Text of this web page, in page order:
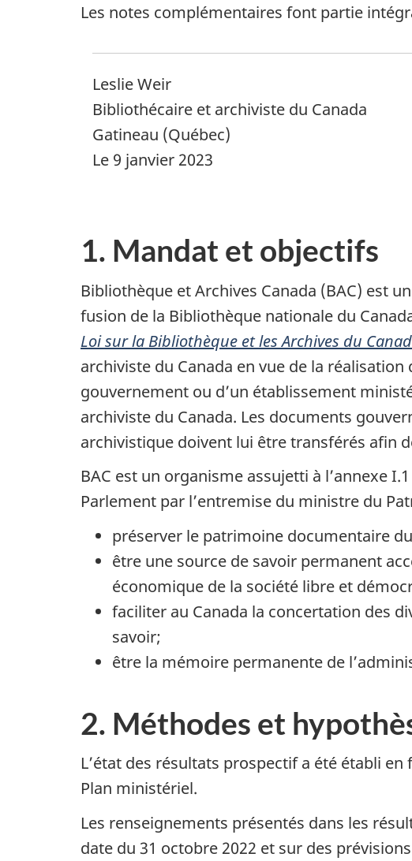
Les notes complémentaires font partie
Leslie Weir
Bibliothécaire et archiviste du Canada
Gatineau (Québec)
Le 9 janvier 2023
1. Mandat et objectifs
Bibliothèque et Archives Canada (BAC) est
fusion de la Bibliothèque nationale du
Loi sur la Bibliothèque et les Archives du
archiviste du Canada en vue de la
gouvernement ou d’un établissement
archiviste du Canada. Les documents
archivistique doivent lui être transférés afin
BAC est un organisme assujetti à l’annexe
Parlement par l’entremise du ministre du
préserver le patrimoine documentaire
être une source de savoir permanent
économique de la société libre et
faciliter au Canada la concertation des
savoir;
être la mémoire permanente de
2. Méthodes et
L’état des résultats prospectif a été établi
Plan ministériel.
Les renseignements présentés dans les
date du 31 octobre 2022 et sur des